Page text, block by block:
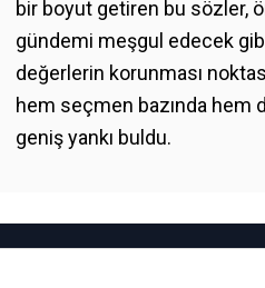
bir boyut getiren bu sözler,
gündemi meşgul edecek
değerlerin korunması
hem seçmen bazında hem
geniş yankı buldu.